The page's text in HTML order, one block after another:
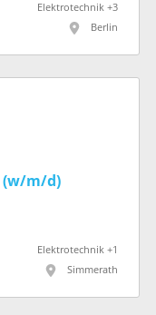
Elektrotechnik +3
Berlin
(w/m/d)
Elektrotechnik +1
Simmerath